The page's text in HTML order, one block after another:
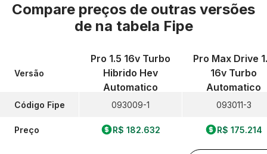
Compare preços de outras versões
de na tabela Fipe
Versão
Código Fipe
Preço
Pro 1.5 16v Turbo
Hibrido Hev
Automatico
093009-1
R$ 182.632
Pro Max Drive
16v Turbo
Automatico
093011-3
R$ 175.214